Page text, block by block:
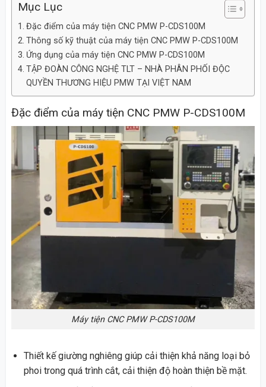
Mục Lục
Đặc điểm của máy tiện CNC PMW P-CDS100M
Thông số kỹ thuật của máy tiện CNC PMW P-CDS100M
Ứng dụng của máy tiện CNC PMW P-CDS100M
TẬP ĐOÀN CÔNG NGHỆ TLT – NHÀ PHÂN PHỐI ĐỘC
QUYỀN THƯƠNG HIỆU PMW TẠI VIỆT NAM
Đặc điểm của máy tiện CNC PMW P-CDS100M
Máy tiện CNC PMW P-CDS100M
Thiết kế giường nghiêng giúp cải thiện khả năng loại bỏ
phoi trong quá trình cắt, cải thiện độ hoàn thiện bề mặt.